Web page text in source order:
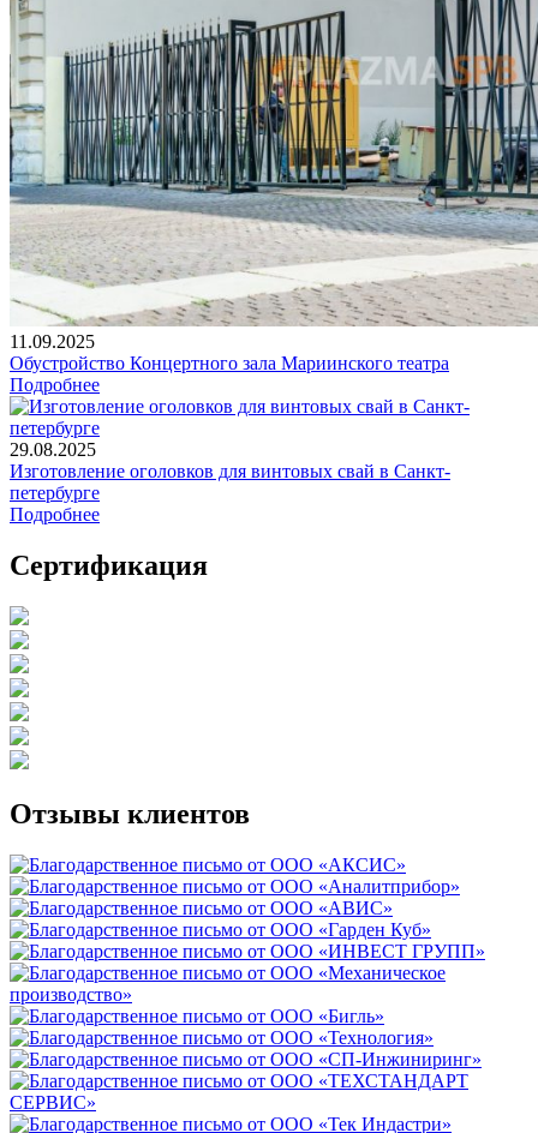
11.09.2025
Обустройство Концертного зала Мариинского театра
Подробнее
29.08.2025
Изготовление оголовков для винтовых свай в Санкт-
петербурге
Подробнее
Сертификация
Отзывы клиентов